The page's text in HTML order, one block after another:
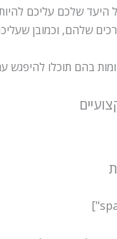
שלכם עליכם
שלהם, וכמובן
בהם תוכלו להיפגש